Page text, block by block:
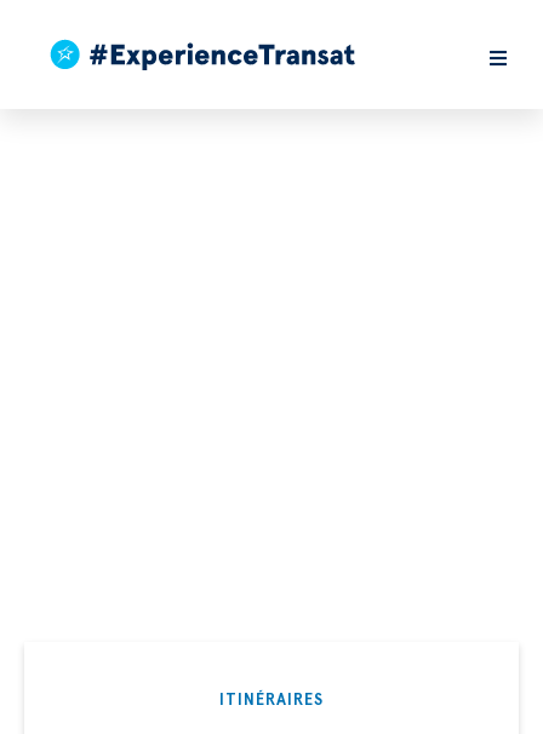
ITINÉRAIRES